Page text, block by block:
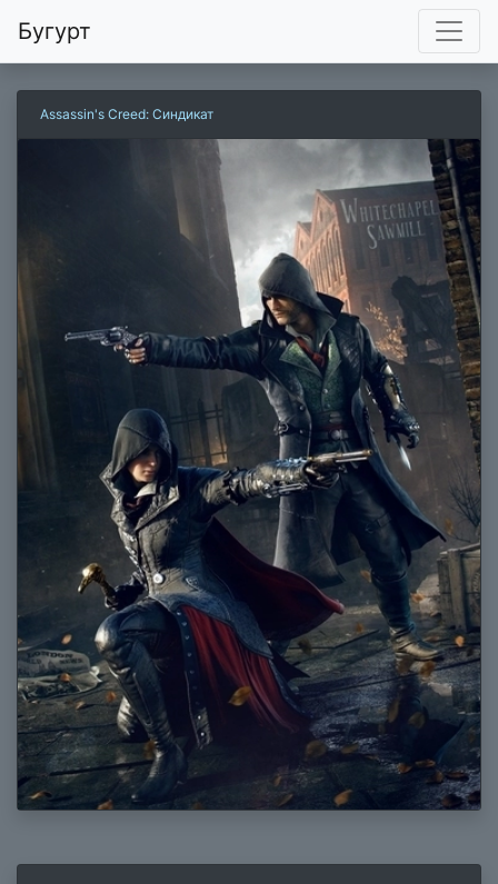
Бугурт
Assassin's Creed: Синдикат